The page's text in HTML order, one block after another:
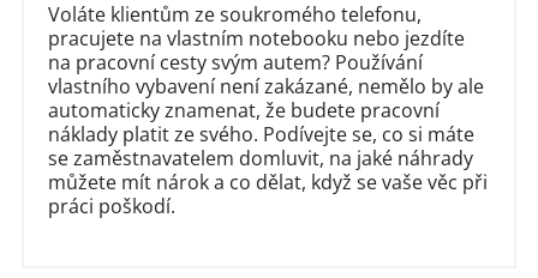
Voláte klientům ze soukromého telefonu,
pracujete na vlastním notebooku nebo jezdíte
na pracovní cesty svým autem? Používání
vlastního vybavení není zakázané, nemělo by ale
automaticky znamenat, že budete pracovní
náklady platit ze svého. Podívejte se, co si máte
se zaměstnavatelem domluvit, na jaké náhrady
můžete mít nárok a co dělat, když se vaše věc při
práci poškodí.